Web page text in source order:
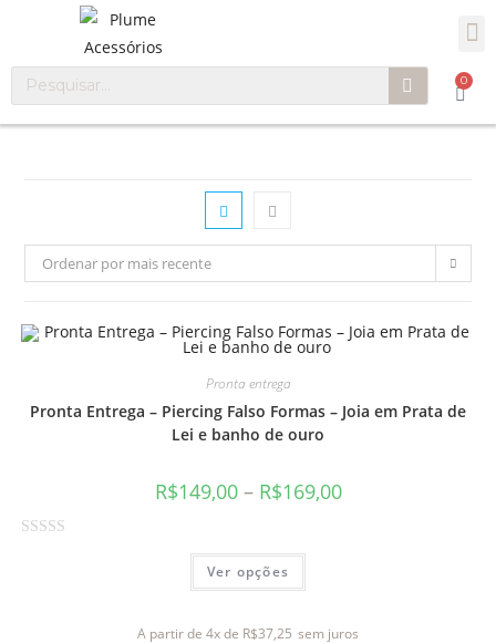
0
Ordenar por mais recente
Pronta entrega
Pronta Entrega – Piercing Falso Formas – Joia em Prata de
Lei e banho de ouro
R$149,00– R$169,00
Ver opções
A partir de 4x de R$37,25 sem juros